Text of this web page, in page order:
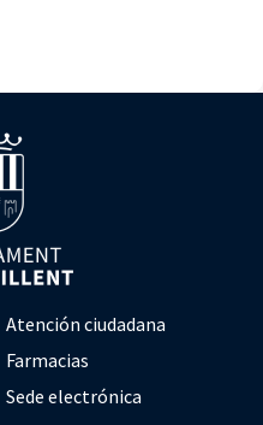
Atención ciudadana
Farmacias
Sede electrónica